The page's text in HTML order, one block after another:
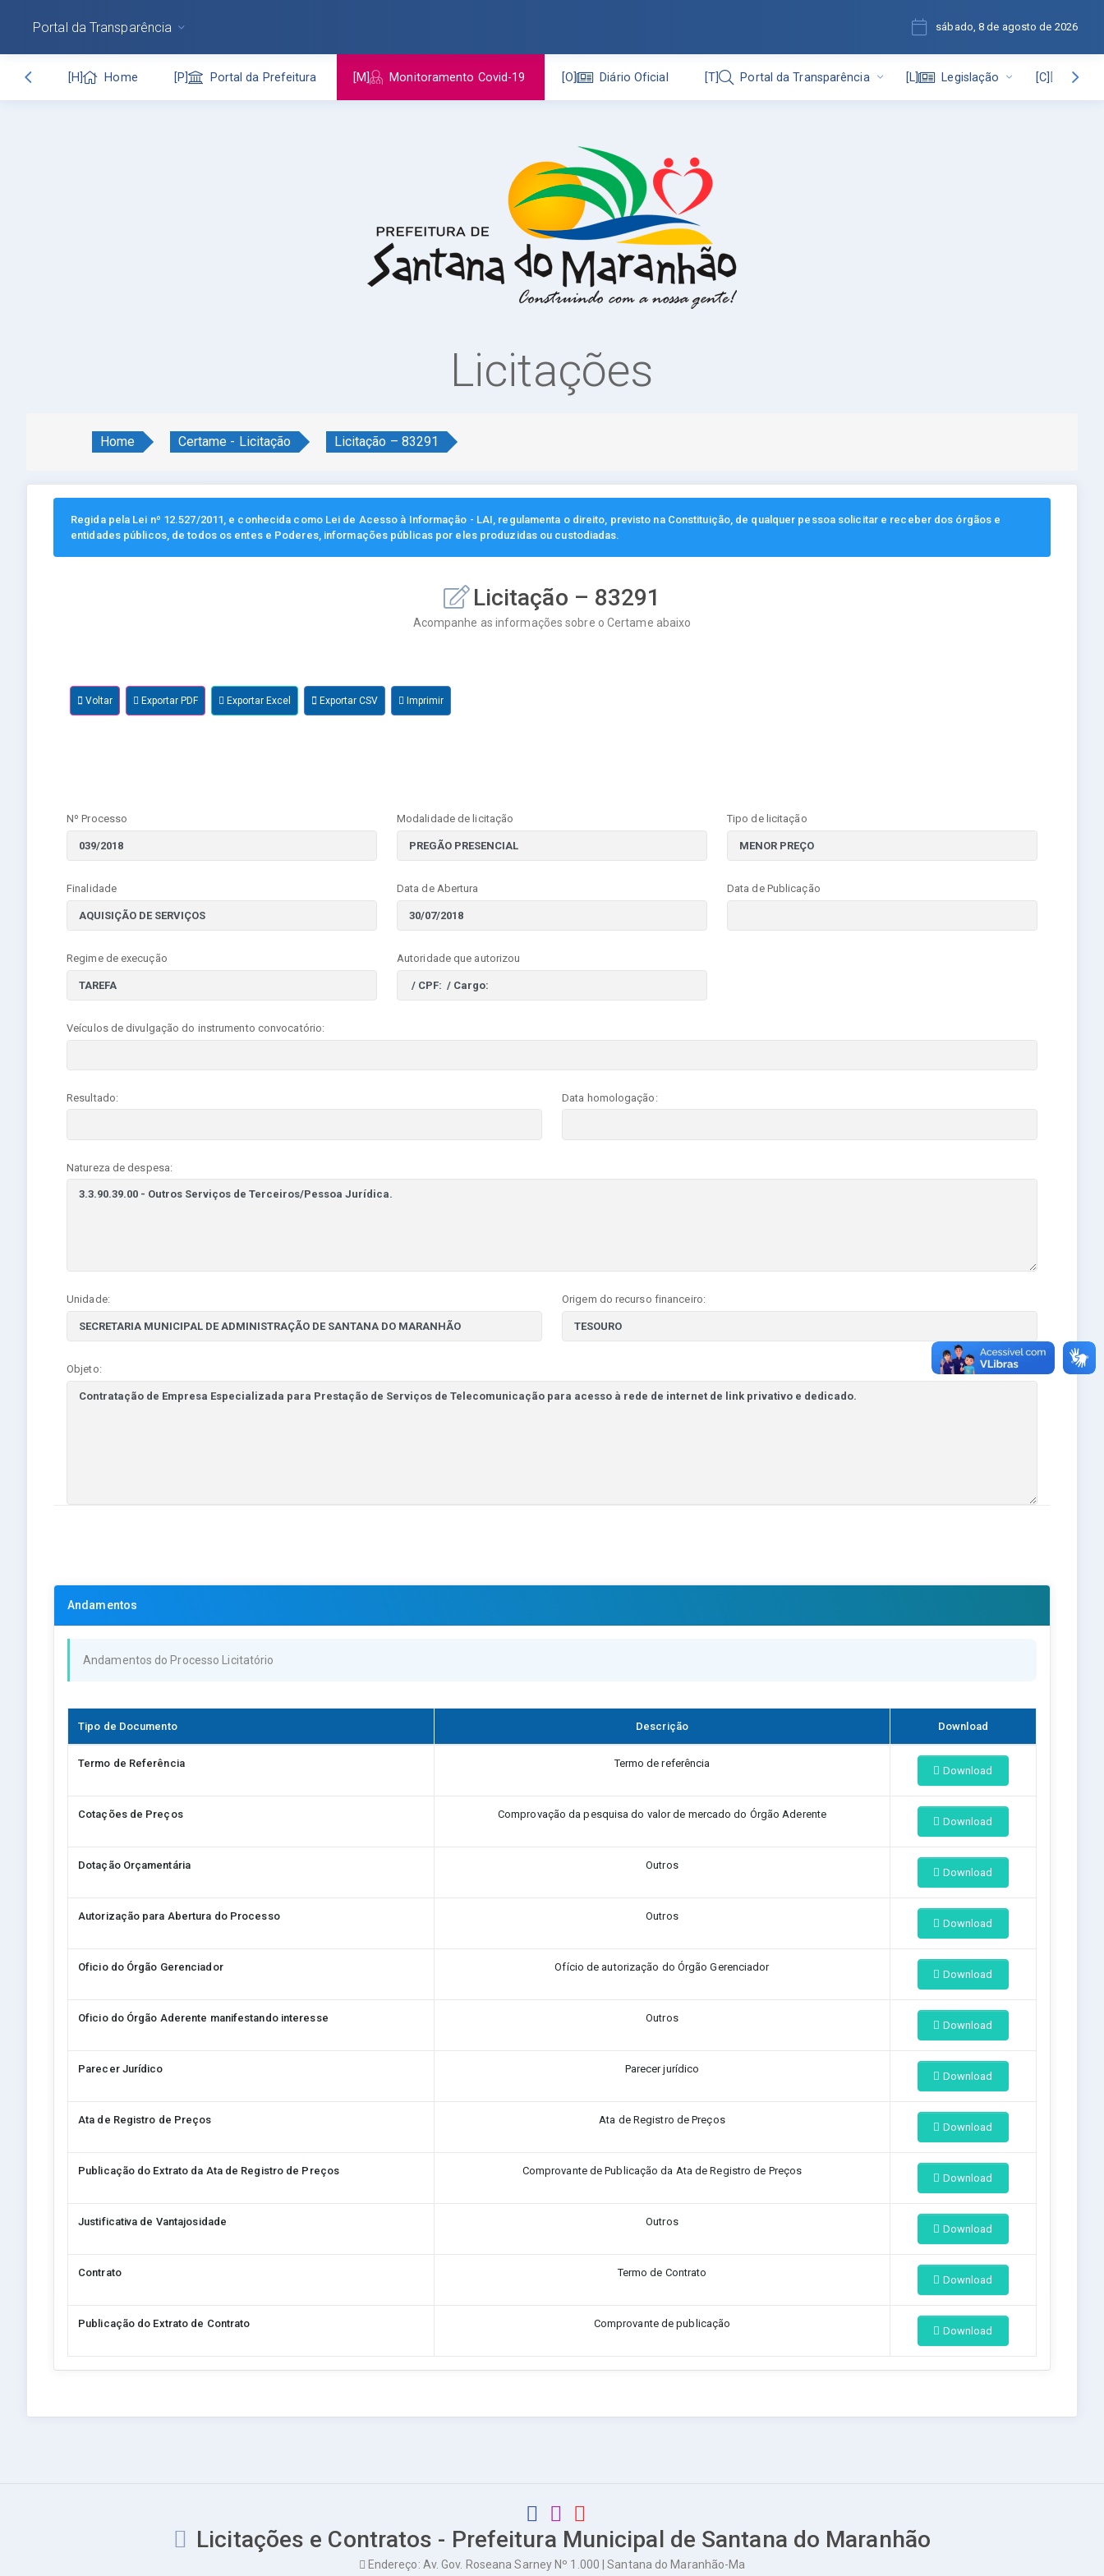
Home Portal da Prefeitura Monitoramento Covid-19 Diário Oficial Portal da Transparência Legislação
Portal da Transparência sábado, 8 de agosto de 2026
Licitações
Home Certame - Licitação Licitação – 83291
Regida pela Lei nº 12.527/2011, e conhecida como Lei de Acesso à Informação - LAI, regulamenta o direito, previsto na Constituição, de qualquer pessoa solicitar e receber dos órgãos e
entidades públicos, de todos os entes e Poderes, informações públicas por eles produzidas ou custodiadas.
Licitação – 83291
Acompanhe as informações sobre o Certame abaixo
Voltar Exportar PDF Exportar Excel Exportar CSV Imprimir
Nº Processo Modalidade de licitação Tipo de licitação
Finalidade Data de Abertura Data de Publicação
Regime de execução Autoridade que autorizou
Veículos de divulgação do instrumento convocatório:
Resultado: Data homologação:
Natureza de despesa:
Unidade: Origem do recurso financeiro:
Objeto:
Andamentos
Andamentos do Processo Licitatório
Tipo de Documento Descrição Download
Termo de Referência Termo de referência
Download
Cotações de Preços Comprovação da pesquisa do valor de mercado do Órgão Aderente
Download
Dotação Orçamentária Outros
Download
Autorização para Abertura do Processo Outros
Download
Oficio do Órgão Gerenciador Ofício de autorização do Órgão Gerenciador
Download
Oficio do Órgão Aderente manifestando interesse Outros
Download
Parecer Jurídico Parecer jurídico
Download
Ata de Registro de Preços Ata de Registro de Preços
Download
Publicação do Extrato da Ata de Registro de Preços Comprovante de Publicação da Ata de Registro de Preços
Download
Justificativa de Vantajosidade Outros
Download
Contrato Termo de Contrato
Download
Publicação do Extrato de Contrato Comprovante de publicação
Download
Licitações e Contratos - Prefeitura Municipal de Santana do Maranhão
Endereço: Av. Gov. Roseana Sarney Nº 1.000 | Santana do Maranhão-Ma